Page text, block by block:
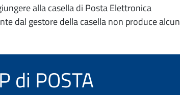
alla casella di Posta Elettronica
dal gestore della casella non produce alcun
di POSTA